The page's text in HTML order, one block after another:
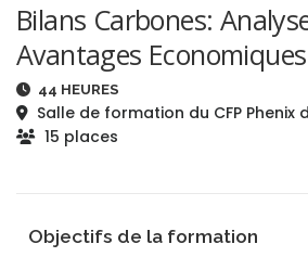
Bilans Carbones:
Avantages Economiques
44 HEURES
Salle de formation du CFP Phenix
15 places
Objectifs de la formation